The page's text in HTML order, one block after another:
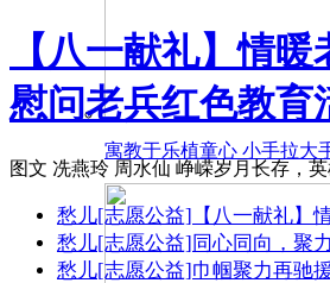
寓教于乐植童心 小手拉大
【八一献礼】情
慰问老兵红色教育
图文 冼燕玲 周水仙 峥嵘岁月长存，
愁儿[志愿公益] 【八一献礼
愁儿[志愿公益]同心同向，聚
愁儿[志愿公益]巾帼聚力再驰